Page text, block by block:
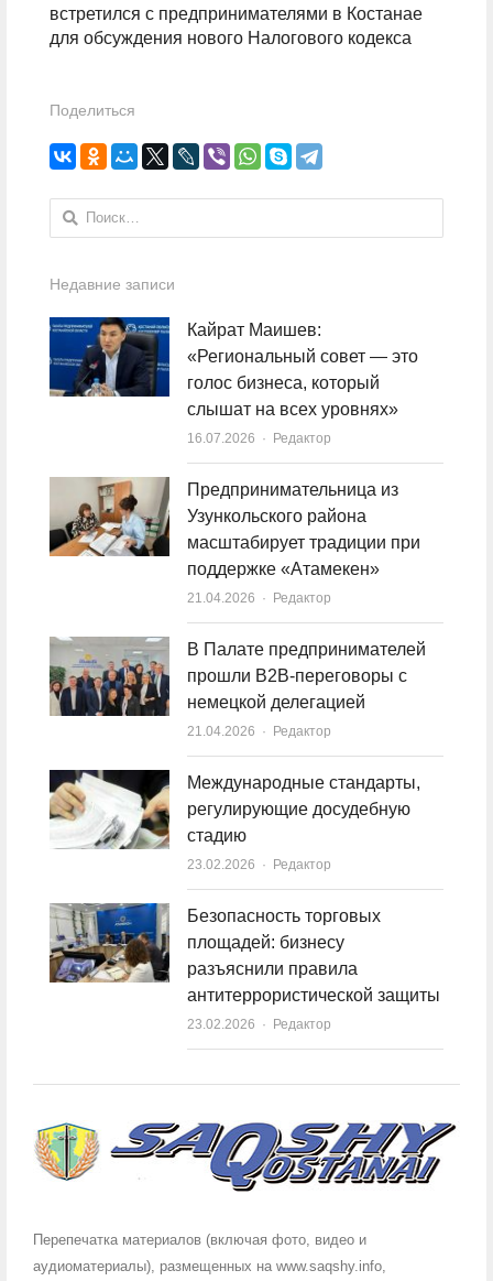
встретился с предпринимателями в Костанае
для обсуждения нового Налогового кодекса
Поделиться
Найти:
Недавние записи
Кайрат Маишев:
«Региональный совет — это
голос бизнеса, который
слышат на всех уровнях»
16.07.2026 Author
Редактор
Предпринимательница из
Узункольского района
масштабирует традиции при
поддержке «Атамекен»
21.04.2026 Author
Редактор
В Палате предпринимателей
прошли B2B-переговоры с
немецкой делегацией
21.04.2026 Author
Редактор
Международные стандарты,
регулирующие досудебную
стадию
23.02.2026 Author
Редактор
Безопасность торговых
площадей: бизнесу
разъяснили правила
антитеррористической защиты
23.02.2026 Author
Редактор
Перепечатка материалов (включая фото, видео и
аудиоматериалы), размещенных на www.saqshy.info,